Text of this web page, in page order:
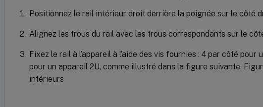
Positionnez le rail intérieur droit derrière la poignée sur le côté
Alignez les trous du rail avec les trous correspondants sur le
Fixez le rail à l’appareil à l’aide des vis fournies : 4 par côté pour
pour un appareil 2U, comme illustré dans la figure suivante.
intérieurs